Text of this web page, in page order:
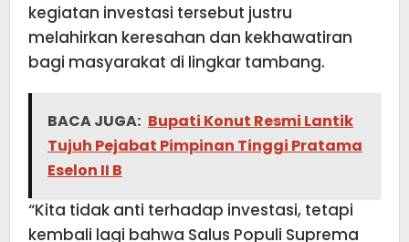
kegiatan investasi tersebut justru
melahirkan keresahan dan kekhawatiran
bagi masyarakat di lingkar tambang.
BACA JUGA: Bupati Konut Resmi Lantik
Tujuh Pejabat Pimpinan Tinggi Pratama
Eselon II B
“Kita tidak anti terhadap investasi, tetapi
kembali lagi bahwa Salus Populi Suprema